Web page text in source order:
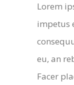
Lorem
impetus
eu, an
Facer